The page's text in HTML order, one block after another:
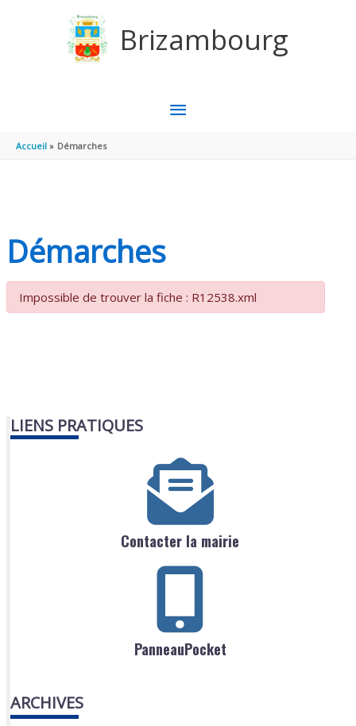
Brizambourg
MENU
Accueil Démarches
Démarches
Impossible de trouver la fiche : R12538.xml
LIENS PRATIQUES
Contacter la mairie
PanneauPocket
ARCHIVES